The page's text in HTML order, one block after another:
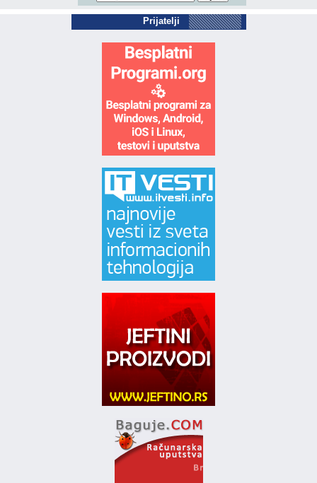
Prijatelji